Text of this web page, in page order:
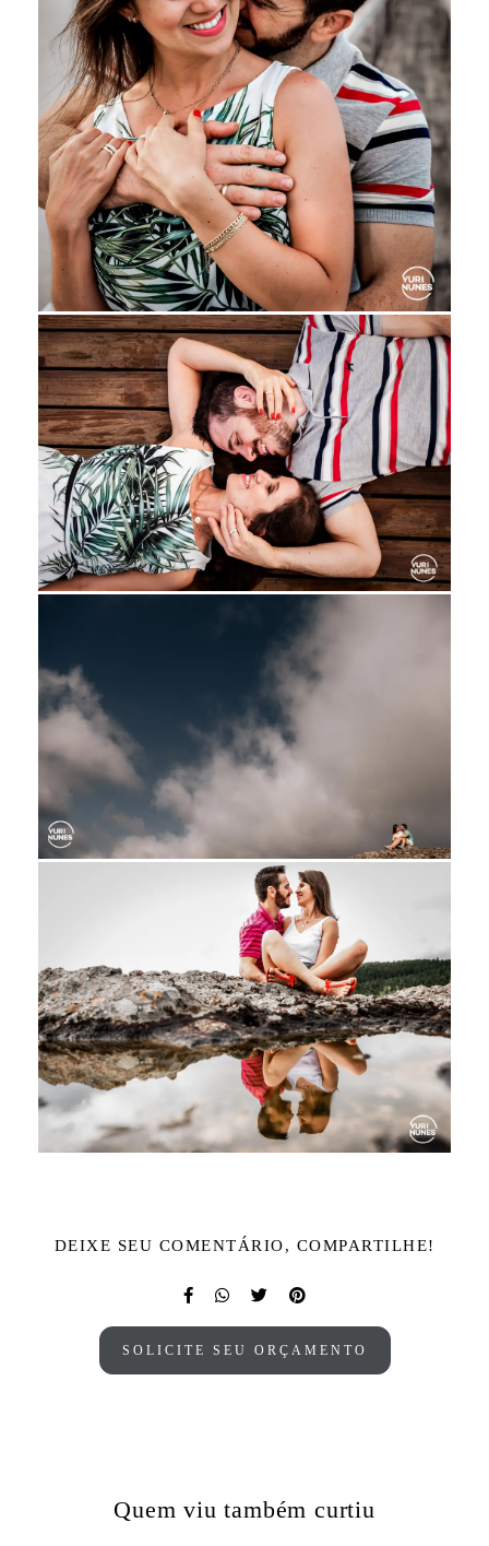
DEIXE SEU COMENTÁRIO, COMPARTILHE!
SOLICITE SEU ORÇAMENTO
Quem viu também curtiu